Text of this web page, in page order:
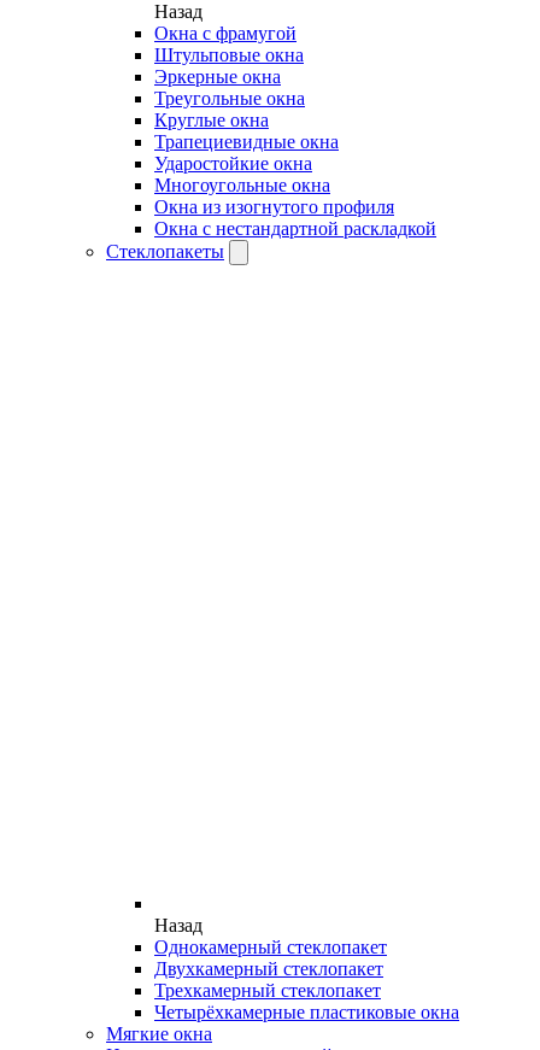
Назад
Окна с фрамугой
Штульповые окна
Эркерные окна
Треугольные окна
Круглые окна
Трапециевидные окна
Ударостойкие окна
Многоугольные окна
Окна из изогнутого профиля
Окна с нестандартной раскладкой
Стеклопакеты
Назад
Однокамерный стеклопакет
Двухкамерный стеклопакет
Трехкамерный стеклопакет
Четырёхкамерные пластиковые окна
Мягкие окна